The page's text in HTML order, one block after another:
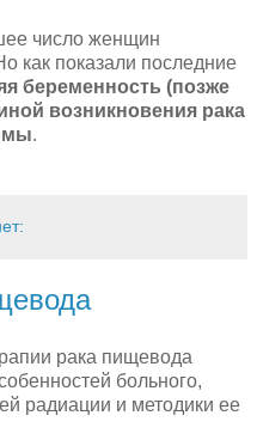
число женщин
как показали последние
беременность (позже
возникновения рака
.
рака пищевода
больного,
радиации и методики ее